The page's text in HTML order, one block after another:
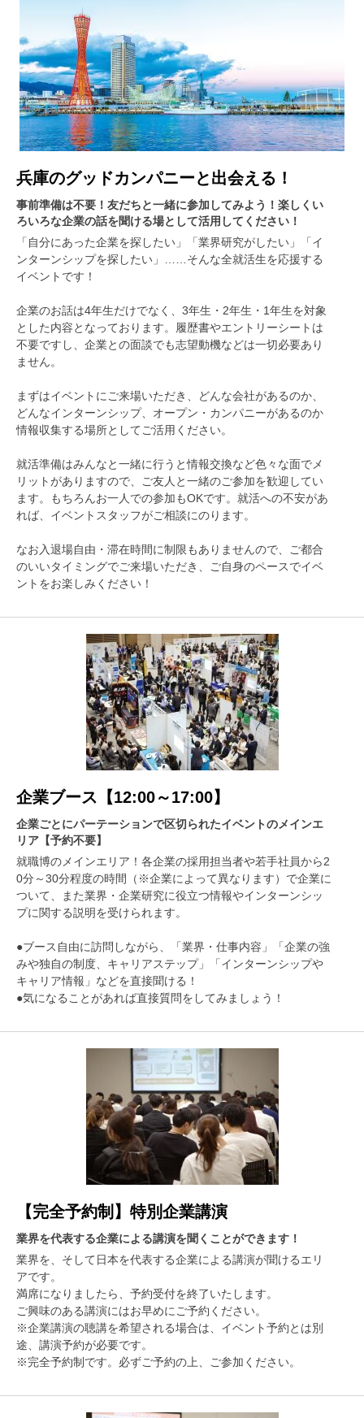
兵庫のグッドカンパニーと出会える！
事前準備は不要！友だちと一緒に参加してみよう！楽しくい
ろいろな企業の話を聞ける場として活用してください！
「自分にあった企業を探したい」「業界研究がしたい」「イ
ンターンシップを探したい」……そんな全就活生を応援する
イベントです！
企業のお話は4年生だけでなく、3年生・2年生・1年生を対象
とした内容となっております。履歴書やエントリーシートは
不要ですし、企業との面談でも志望動機などは一切必要あり
ません。
まずはイベントにご来場いただき、どんな会社があるのか、
どんなインターンシップ、オープン・カンパニーがあるのか
情報収集する場所としてご活用ください。
就活準備はみんなと一緒に行うと情報交換など色々な面でメ
リットがありますので、ご友人と一緒のご参加を歓迎してい
ます。もちろんお一人での参加もOKです。就活への不安があ
れば、イベントスタッフがご相談にのります。
なお入退場自由・滞在時間に制限もありませんので、ご都合
のいいタイミングでご来場いただき、ご自身のペースでイベ
ントをお楽しみください！
企業ブース【12:00～17:00】
企業ごとにパーテーションで区切られたイベントのメインエ
リア【予約不要】
就職博のメインエリア！各企業の採用担当者や若手社員から2
0分～30分程度の時間（※企業によって異なります）で企業に
ついて、また業界・企業研究に役立つ情報やインターンシッ
プに関する説明を受けられます。
●ブース自由に訪問しながら、「業界・仕事内容」「企業の強
みや独自の制度、キャリアステップ」「インターンシップや
キャリア情報」などを直接聞ける！
●気になることがあれば直接質問をしてみましょう！
【完全予約制】特別企業講演
業界を代表する企業による講演を聞くことができます！
業界を、そして日本を代表する企業による講演が聞けるエリ
アです。
満席になりましたら、予約受付を終了いたします。
ご興味のある講演にはお早めにご予約ください。
※企業講演の聴講を希望される場合は、イベント予約とは別
途、講演予約が必要です。
※完全予約制です。必ずご予約の上、ご参加ください。